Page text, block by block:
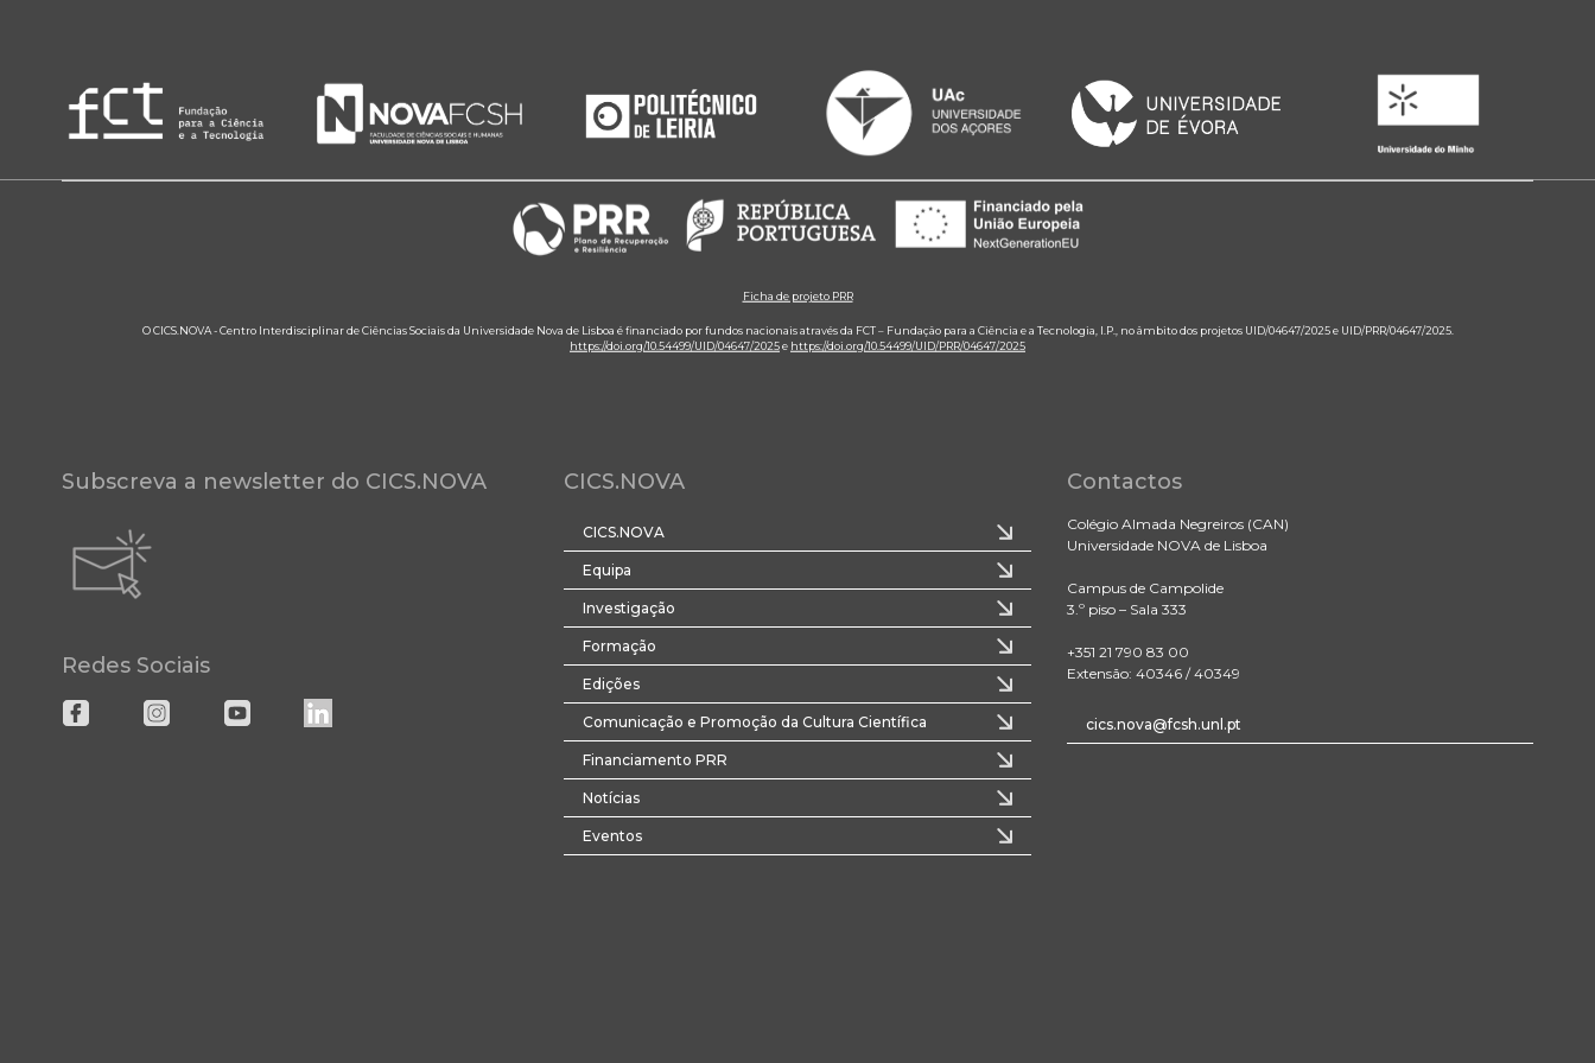
Ficha de projeto PRR
O CICS.NOVA - Centro Interdisciplinar de Ciências Sociais da Universidade Nova de Lisboa é financiado por fundos nacionais através da FCT – Fundação para a Ciência e a Tecnologia, I.P., no âmbito dos projetos UID/04647/2025 e UID/PRR/04647/2025.
https://doi.org/10.54499/UID/04647/2025e https://doi.org/10.54499/UID/PRR/04647/2025
Subscreva a newsletter do CICS.NOVA
Redes Sociais
CICS.NOVA
CICS.NOVA
Equipa
Investigação
Formação
Edições
Comunicação e Promoção da Cultura Científica
Financiamento PRR
Notícias
Eventos
Contactos
Colégio Almada Negreiros (CAN)
Universidade NOVA de Lisboa
Campus de Campolide
3.º piso – Sala 333
+351 21 790 83 00
Extensão: 40346 / 40349
cics.nova@fcsh.unl.pt